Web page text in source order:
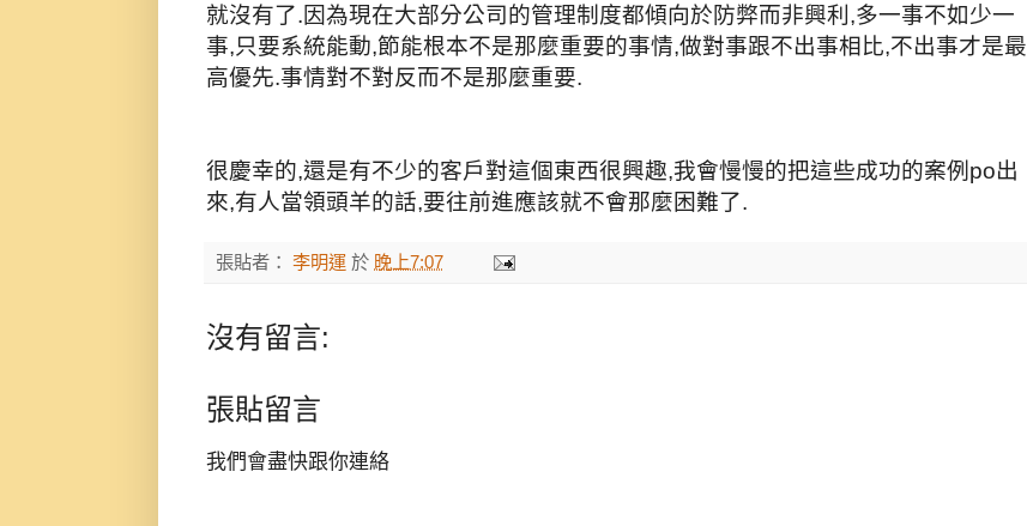
就沒有了.因為現在大部分公司的管理制度都傾向於防弊而非興利,多一事不如少一
事,只要系統能動,節能根本不是那麼重要的事情,做對事跟不出事相比,不出事才是最
高優先.事情對不對反而不是那麼重要.
很慶幸的,還是有不少的客戶對這個東西很興趣,我會慢慢的把這些成功的案例po出
來,有人當領頭羊的話,要往前進應該就不會那麼困難了.
張貼者： 李明運 於 晚上7:07
沒有留言:
張貼留言
我們會盡快跟你連絡